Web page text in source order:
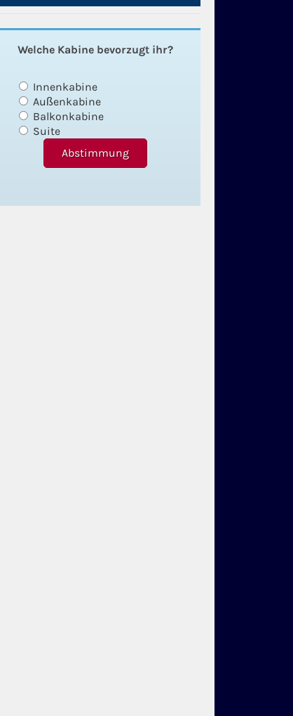
Welche Kabine bevorzugt ihr?
Innenkabine
Außenkabine
Balkonkabine
Suite